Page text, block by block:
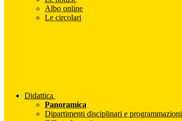
Albo online
Le circolari
Didattica
Panoramica
Dipartimenti disciplinari e programmazioni